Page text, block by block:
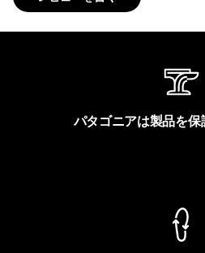
パタゴニアは製品を保